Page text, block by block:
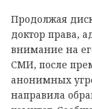
Продолжая
доктор права,
внимание на
СМИ, после
анонимных
направила